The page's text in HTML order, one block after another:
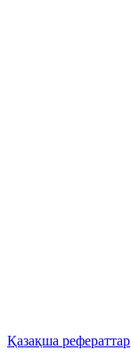
Қазақша рефераттар